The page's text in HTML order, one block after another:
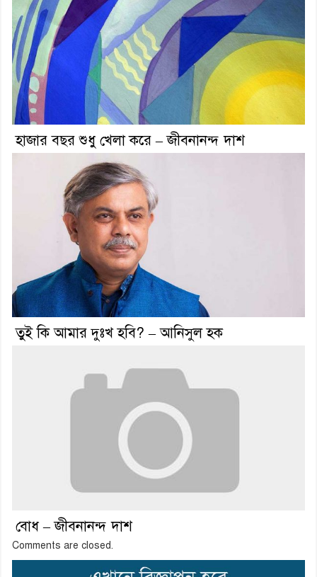
হাজার বছর শুধু খেলা করে – জীবনানন্দ দাশ
তুই কি আমার দুঃখ হবি? – আনিসুল হক
বোধ – জীবনানন্দ দাশ
Comments are closed.